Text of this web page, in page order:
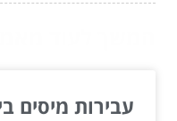
עבירות מיסים